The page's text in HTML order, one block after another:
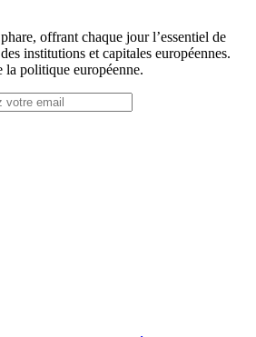
offrant chaque jour l’essentiel de
institutions et capitales européennes.
la politique européenne.